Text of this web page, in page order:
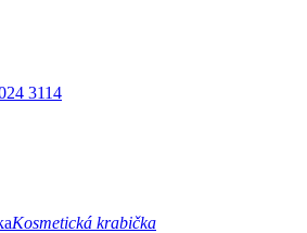
3114
Kosmetická krabička